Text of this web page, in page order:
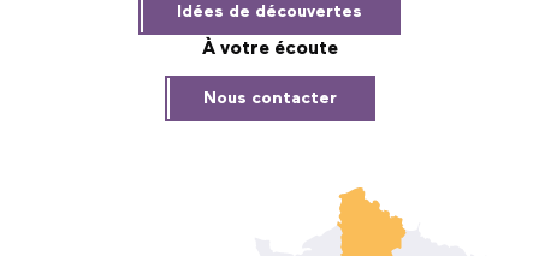
Idées de découvertes
À votre écoute
Nous contacter